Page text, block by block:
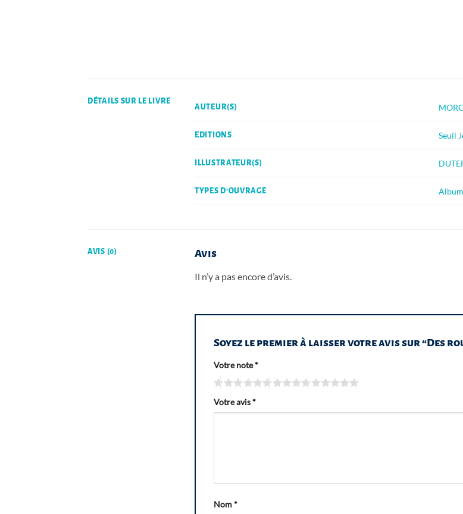
DÉTAILS SUR LE LIVRE
AUTEUR(S)
EDITIONS Seuil
ILLUSTRATEUR(S)
TYPES D'OUVRAGE
AVIS (0) Avis
Il n’y a pas encore d’avis.
Soyez le premier à laisser votre avis sur “Des
Votre note*
Votre avis*
Nom*